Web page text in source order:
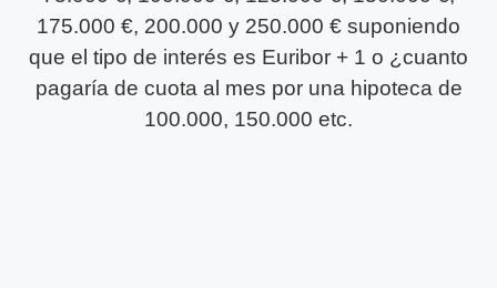
175.000 €, 200.000 y 250.000 € suponiendo
que el tipo de interés es Euribor + 1 o ¿cuanto
pagaría de cuota al mes por una hipoteca de
100.000, 150.000 etc.